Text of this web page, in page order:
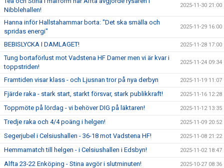
Nibblehallen!
2025-11-30 21:00
Hanna inför Hallstahammar borta: "Det ska smälla och
spridas energi"
2025-11-29 16:00
BEBISLYCKA I DAMLAGET! 2025-11-28 17:00
Tung bortaförlust mot Vadstena HF Damer men vi är kvar i
toppstriden!
2025-11-24 09:34
Framtiden visar klass - och Ljusnan tror på nya derbyn 2025-11-19 11:07
Fjärde raka - stark start, starkt försvar, stark publikkraft! 2025-11-16 12:28
Toppmöte på lördag - vi behöver DIG på läktaren! 2025-11-12 13:35
Tredje raka och 4/4 poäng i helgen! 2025-11-09 20:52
Segerjubel i Celsiushallen - 36-18 mot Vadstena HF! 2025-11-08 21:22
Hemmamatch till helgen - i Celsiushallen i Edsbyn! 2025-11-02 18:47
Alfta 23-22 Enköping - Stina avgör i slutminuten! 2025-10-27 08:36